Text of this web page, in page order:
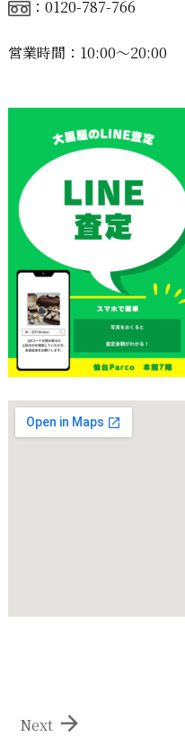
：0120-787-766
営業時間：10:00〜20:00

Next